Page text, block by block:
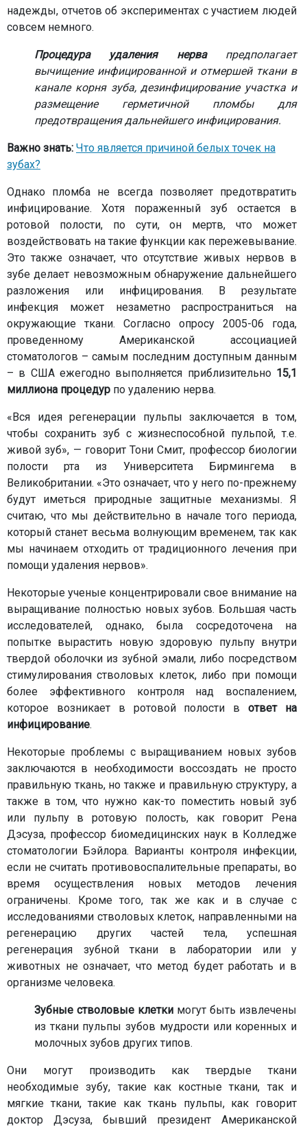
надежды, отчетов об экспериментах с участием людей
совсем немного.
Процедура удаления нервапредполагает
вычищение инфицированной и отмершей ткани в
канале корня зуба, дезинфицирование участка и
размещение герметичной пломбы для
предотвращения дальнейшего инфицирования.
Важно знать: Что является причиной белых точек на
зубах?
Однако пломба не всегда позволяет предотвратить
инфицирование. Хотя пораженный зуб остается в
ротовой полости, по сути, он мертв, что может
воздействовать на такие функции как пережевывание.
Это также означает, что отсутствие живых нервов в
зубе делает невозможным обнаружение дальнейшего
разложения или инфицирования. В результате
инфекция может незаметно распространиться на
окружающие ткани. Согласно опросу 2005-06 года,
проведенному Американской ассоциацией
стоматологов – самым последним доступным данным
– в США ежегодно выполняется приблизительно 15,1
миллиона процедур по удалению нерва.
«Вся идея регенерации пульпы заключается в том,
чтобы сохранить зуб с жизнеспособной пульпой, т.е.
живой зуб», — говорит Тони Смит, профессор биологии
полости рта из Университета Бирмингема в
Великобритании. «Это означает, что у него по-прежнему
будут иметься природные защитные механизмы. Я
считаю, что мы действительно в начале того периода,
который станет весьма волнующим временем, так как
мы начинаем отходить от традиционного лечения при
помощи удаления нервов».
Некоторые ученые концентрировали свое внимание на
выращивание полностью новых зубов. Большая часть
исследователей, однако, была сосредоточена на
попытке вырастить новую здоровую пульпу внутри
твердой оболочки из зубной эмали, либо посредством
стимулирования стволовых клеток, либо при помощи
более эффективного контроля над воспалением,
которое возникает в ротовой полости вответ на
инфицирование.
Некоторые проблемы с выращиванием новых зубов
заключаются в необходимости воссоздать не просто
правильную ткань, но также и правильную структуру, а
также в том, что нужно как-то поместить новый зуб
или пульпу в ротовую полость, как говорит Рена
Дэсуза, профессор биомедицинских наук в Колледже
стоматологии Бэйлора. Варианты контроля инфекции,
если не считать противовоспалительные препараты, во
время осуществления новых методов лечения
ограничены. Кроме того, так же как и в случае с
исследованиями стволовых клеток, направленными на
регенерацию других частей тела, успешная
регенерация зубной ткани в лаборатории или у
животных не означает, что метод будет работать и в
организме человека.
Зубные стволовые клетки могут быть извлечены
из ткани пульпы зубов мудрости или коренных и
молочных зубов других типов.
Они могут производить как твердые ткани
необходимые зубу, такие как костные ткани, так и
мягкие ткани, такие как ткань пульпы, как говорит
доктор Дэсуза, бывший президент Американской